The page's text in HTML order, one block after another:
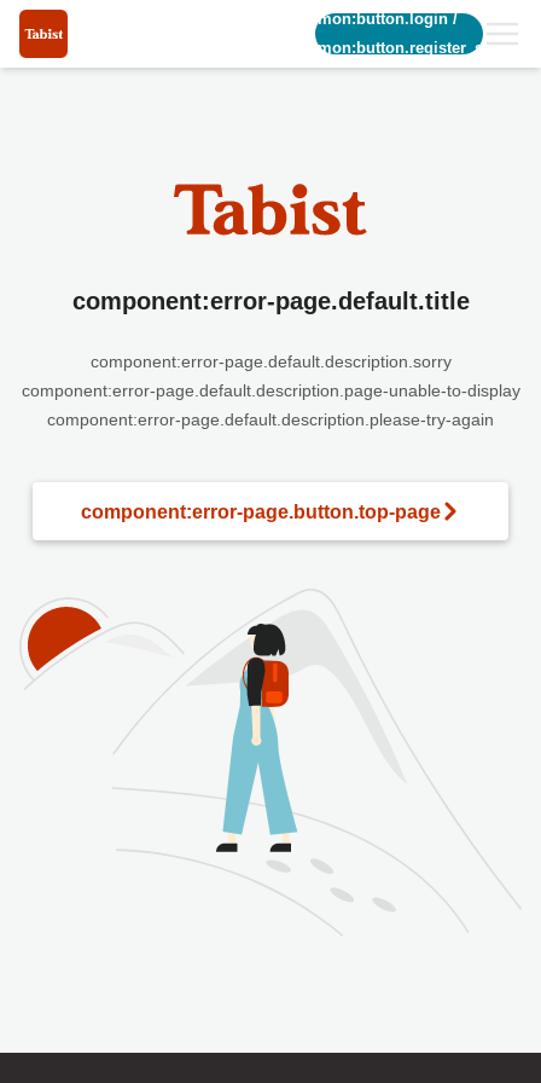
common:button.login/
common:button.register_short
component:error-page.default.title
component:error-page.default.description.sorry
component:error-page.default.description.page-unable-to-display
component:error-page.default.description.please-try-again
component:error-page.button.top-page